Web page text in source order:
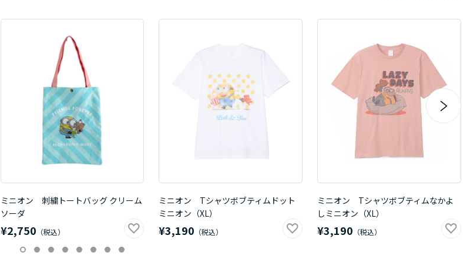
ミニオン 刺繍トートバッグ クリーム
ソーダ
¥2,750
ミニオン Tシャツボブティムドット
ミニオン（XL）
¥3,190
ミニオン Tシャツボブティムなかよ
しミニオン（XL）
¥3,190